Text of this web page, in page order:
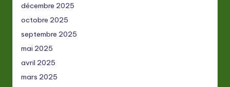
décembre 2025
octobre 2025
septembre 2025
mai 2025
avril 2025
mars 2025